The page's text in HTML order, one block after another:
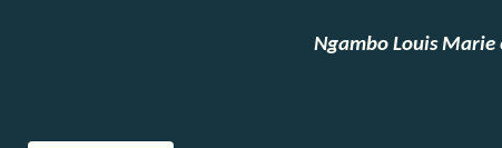
Ngambo Louis Marie